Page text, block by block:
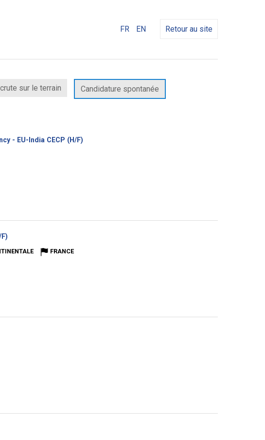
FR EN Retour au site
sur le terrain Candidature spontanée
- EU-India CECP (H/F)
FRANCE